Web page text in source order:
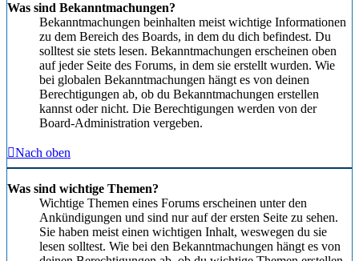
Was sind Bekanntmachungen?
Bekanntmachungen beinhalten meist wichtige Informationen
zu dem Bereich des Boards, in dem du dich befindest. Du
solltest sie stets lesen. Bekanntmachungen erscheinen oben
auf jeder Seite des Forums, in dem sie erstellt wurden. Wie
bei globalen Bekanntmachungen hängt es von deinen
Berechtigungen ab, ob du Bekanntmachungen erstellen
kannst oder nicht. Die Berechtigungen werden von der
Board-Administration vergeben.
Nach oben
Was sind wichtige Themen?
Wichtige Themen eines Forums erscheinen unter den
Ankündigungen und sind nur auf der ersten Seite zu sehen.
Sie haben meist einen wichtigen Inhalt, weswegen du sie
lesen solltest. Wie bei den Bekanntmachungen hängt es von